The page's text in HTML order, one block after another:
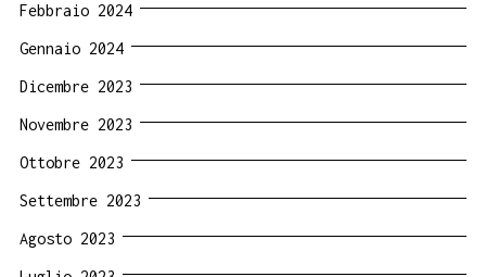
Febbraio 2024
Gennaio 2024
Dicembre 2023
Novembre 2023
Ottobre 2023
Settembre 2023
Agosto 2023